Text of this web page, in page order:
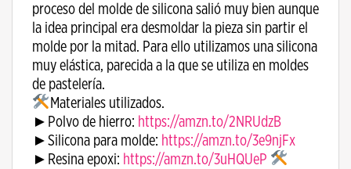
proceso del molde de silicona salió muy bien aunque
la idea principal era desmoldar la pieza sin partir el
molde por la mitad. Para ello utilizamos una silicona
muy elástica, parecida a la que se utiliza en moldes
de pastelería.
Materiales utilizados.
►Polvo de hierro: https://amzn.to/2NRUdzB
►Silicona para molde: https://amzn.to/3e9njFx
►Resina epoxi: https://amzn.to/3uHQUeP